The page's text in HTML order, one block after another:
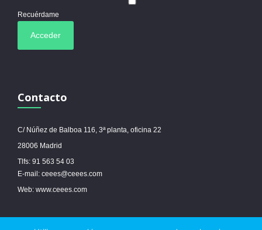
Recuérdame
Contacto
C/ Núñez de Balboa 116, 3ª planta, oficina 22
28006 Madrid
Tlfs: 91 563 54 03
E-mail: ceees@ceees.com
Web: www.ceees.com